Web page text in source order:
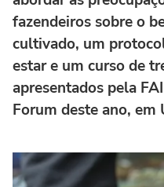
fazendeiros sobre o
cultivado, um
estar e um curso de
apresentados pela
Forum deste ano,